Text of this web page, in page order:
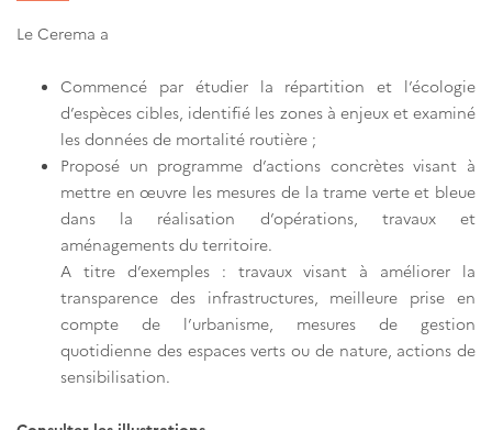
Le Cerema a
Commencé par étudier la répartition et l’écologie
d’espèces cibles, identifié les zones à enjeux et examiné
les données de mortalité routière ;
Proposé un programme d’actions concrètes visant à
mettre en œuvre les mesures de la trame verte et bleue
dans la réalisation d’opérations, travaux et
aménagements du territoire.
A titre d’exemples : travaux visant à améliorer la
transparence des infrastructures, meilleure prise en
compte de l’urbanisme, mesures de gestion
quotidienne des espaces verts ou de nature, actions de
sensibilisation.